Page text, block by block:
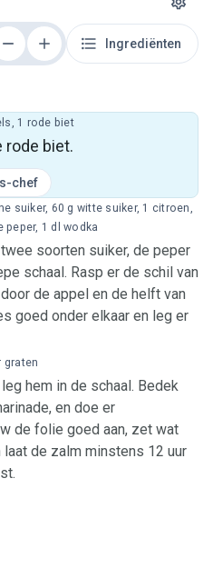
Ingrediënten
rode biet.
chef
1 rode biet
soorten suiker, de peper
schaal. Rasp er de schil van
de appel en de helft van
goed onder elkaar en leg er
suiker, 60 g witte suiker, 1 citroen,
peper, 1 dl wodka
hem in de schaal. Bedek
en doe er
de folie goed aan, zet wat
de zalm minstens 12 uur
graten